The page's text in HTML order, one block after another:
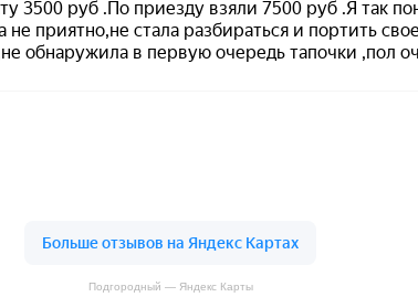
Подгородный — Яндекс Карты